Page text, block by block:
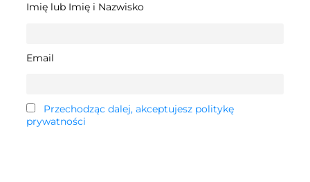
Imię lub Imię i Nazwisko
Email
Przechodząc dalej, akceptujesz politykę
prywatności